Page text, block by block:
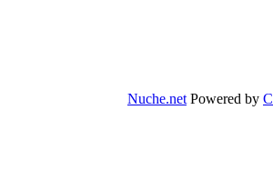
Nuche.net Powered by